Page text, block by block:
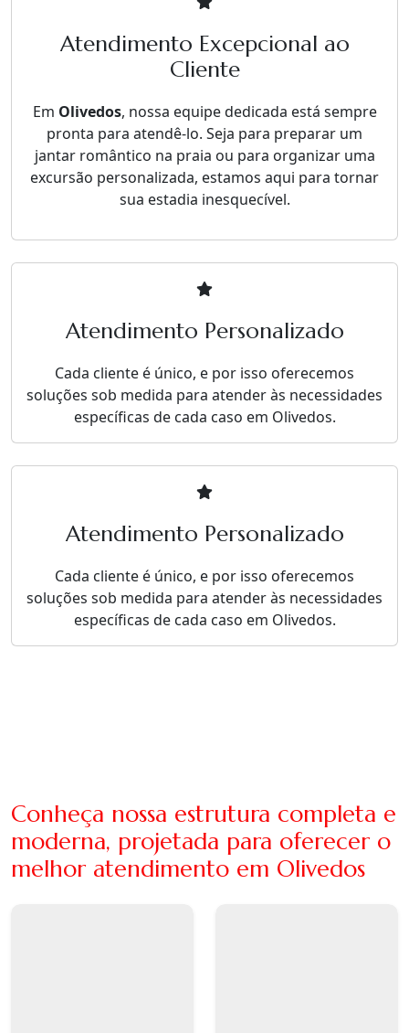
Atendimento Excepcional ao
Cliente
Em Olivedos, nossa equipe dedicada está sempre
pronta para atendê-lo. Seja para preparar um
jantar romântico na praia ou para organizar uma
excursão personalizada, estamos aqui para tornar
sua estadia inesquecível.
Atendimento Personalizado
Cada cliente é único, e por isso oferecemos
soluções sob medida para atender às necessidades
específicas de cada caso em Olivedos.
Atendimento Personalizado
Cada cliente é único, e por isso oferecemos
soluções sob medida para atender às necessidades
específicas de cada caso em Olivedos.
Conheça nossa estrutura completa e
moderna, projetada para oferecer o
melhor atendimento em Olivedos